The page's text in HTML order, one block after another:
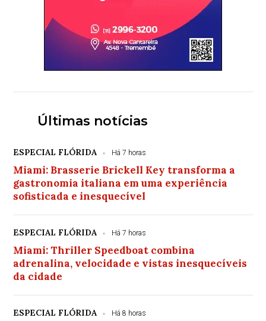
Últimas notícias
ESPECIAL FLÓRIDA Há 7 horas
Miami: Brasserie Brickell Key transforma a
gastronomia italiana em uma experiência
sofisticada e inesquecível
ESPECIAL FLÓRIDA Há 7 horas
Miami: Thriller Speedboat combina
adrenalina, velocidade e vistas inesquecíveis
da cidade
ESPECIAL FLÓRIDA Há 8 horas